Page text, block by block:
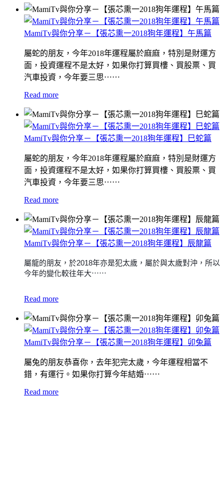
MamiTv與你分享－【張芯熏一2018狗年運程】午馬篇
屬蛇的朋友， 今年2018年運程屬於麻麻，特別是財運方
面，投資運程不是太好， 如果你打算買樓、買股票、買
汽車投資， 今年要三思⋯⋯
Read more
MamiTv與你分享－【張芯熏一2018狗年運程】巳蛇篇
屬蛇的朋友， 今年2018年運程屬於麻麻，特別是財運方
面，投資運程不是太好， 如果你打算買樓、買股票、買
汽車投資， 今年要三思⋯⋯
Read more
MamiTv與你分享－【張芯熏一2018狗年運程】辰龍篇
屬龍的朋友， 於2018年亦是犯太歲， 屬於與太歲對沖， 所以
今年的變化較往年大⋯⋯
Read more
MamiTv與你分享－【張芯熏一2018狗年運程】卯兔篇
屬兔的朋友恭喜你，去年犯完太歲，今年運程相當不
錯，有運行。如果你打算今年結婚⋯⋯
Read more